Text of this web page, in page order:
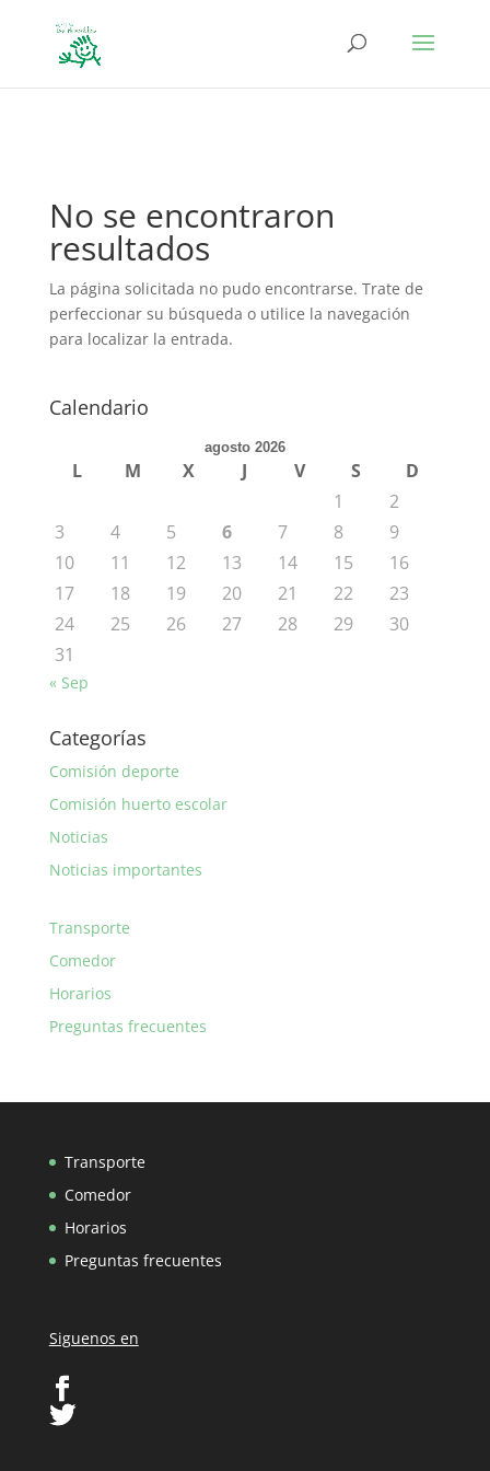
No se encontraron
resultados
La página solicitada no pudo encontrarse. Trate de
perfeccionar su búsqueda o utilice la navegación
para localizar la entrada.
Calendario
agosto 2026
L M X J V S
D
1
2
3
4 5 6 7 8
9
10
11 12 13 14 15
16
17
18 19 20 21 22
23
24
25 26 27 28 29
30
31
« Sep
Categorías
Comisión deporte
Comisión huerto escolar
Noticias
Noticias importantes
Transporte
Comedor
Horarios
Preguntas frecuentes
Transporte
Comedor
Horarios
Preguntas frecuentes
Siguenos en